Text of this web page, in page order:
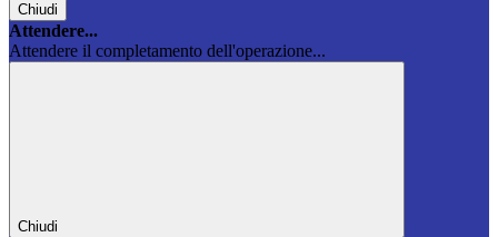
Chiudi
Attendere...
Attendere il completamento dell'operazione...
Chiudi